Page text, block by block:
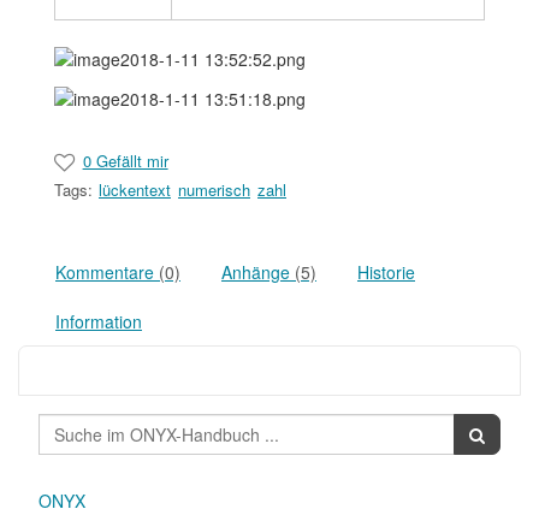
0 Gefällt mir
Tags: lückentext numerisch zahl
Kommentare (0) Anhänge (5) Historie
Information
ONYX